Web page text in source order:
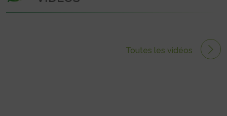
Toutes les vidéos